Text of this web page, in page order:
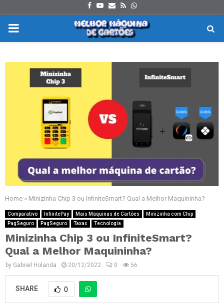
Facebook
Youtube
Email
RssWhatsapp
PRIMARY
Home » Minizinha Chip 3 ou InfiniteSmart? Qual a Melhor Maquininha?
Comparativo InfinitePay Mais Máquinas de Cartões
Minizinha com Chip
PagSeguro
PagSeguro Taxas Tecnologia
Minizinha Chip 3 ou InfiniteSmart?
Qual a Melhor Maquininha?
by Gabriel Holanda 20/12/2022 0 56
SHARE 0